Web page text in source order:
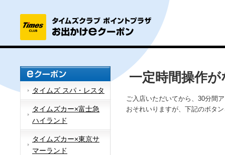
タイムズ スパ・レスタ
タイムズカー×富士急
ハイランド
タイムズカー×東京サ
マーランド
一定時間操作
ご入店いただいてから、30分間
おそれいりますが、下記のボタ